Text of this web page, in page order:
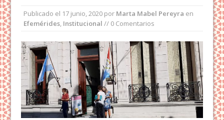
Publicado el 17 junio, 2020 por Marta Mabel Pereyra en
Efemérides Institucional // 0 Comentarios